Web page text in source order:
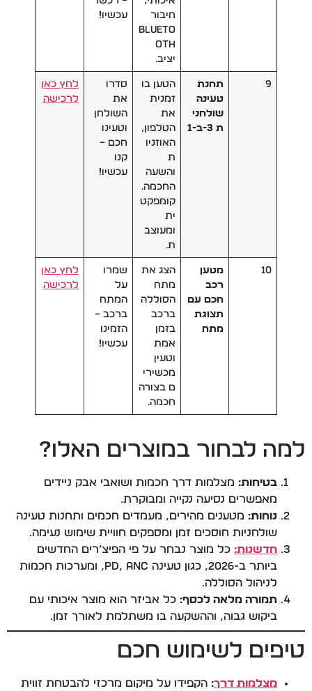
חיבור
Blueto
oth
יציב.
עכשיו!
9
תחנת
טעינה
שולחני
ת 3-ב-1
הטען בו
זמנית
את
הטלפון,
האוזניו
ת
והשעה
החכמה.
קומפקט
ית
ומעוצב
ת.
סדרו
את
השולחן
וטעינו
חכם –
קנו
עכשיו!
לחץ כאן
לרכישה
10
מטען
רכב
חכם עם
תצוגת
מתח
הצג את
מתח
הסוללה
ברכב
בזמן
אמת
וטעין
מכשירי
ם בצורה
חכמה.
שמרו
על
המתח
ברכב –
הזמינו
עכשיו!
לחץ כאן
לרכישה
למה לבחור במוצרים האלו?
בטיחות: מצלמות דרך חכמות ושואבי אבק ניידים
מאפשרים נסיעה נקייה ומבוקרת.
נוחות: מטענים מהירים, מעמדים חכמים ותחנות טעינה
שולחניות חוסכים זמן ומספקים חוויית שימוש נעימה.
חדשנות: כל מוצר נבחר על פי הפיצ’רים החדשים
ביותר ב-2026, כגון טעינה PD, ANC, ומערכות חכמות
לניהול הסוללה.
תמורה מלאה לכסף: כל אביזר הוא מוצר איכותי עם
ביקוש גבוה, וההשקעה בו משתלמת לאורך זמן.
טיפים לשימוש חכם
מצלמות דרך: הקפידו על מיקום מרכזי להבטחת זווית